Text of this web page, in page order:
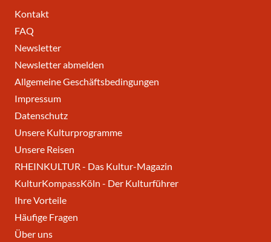
Kontakt
FAQ
Newsletter
Newsletter abmelden
Allgemeine Geschäftsbedingungen
Impressum
Datenschutz
Unsere Kulturprogramme
Unsere Reisen
RHEINKULTUR - Das Kultur-Magazin
KulturKompassKöln - Der Kulturführer
Ihre Vorteile
Häufige Fragen
Über uns